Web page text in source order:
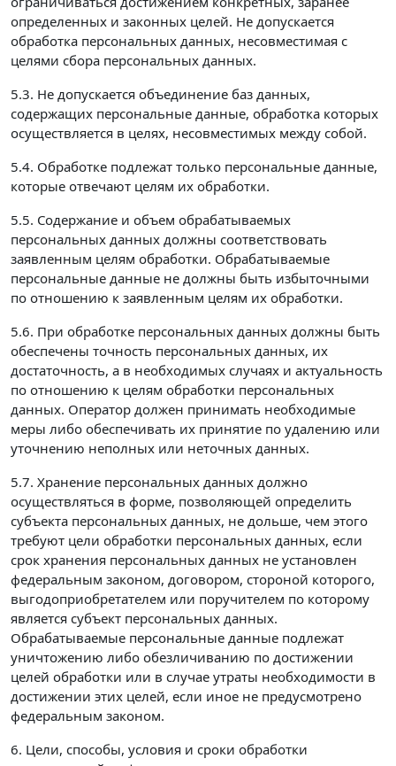
определенных и законных целей. Не допускается
обработка персональных данных, несовместимая с
целями сбора персональных данных.
5.3. Не допускается объединение баз данных,
содержащих персональные данные, обработка которых
осуществляется в целях, несовместимых между собой.
5.4. Обработке подлежат только персональные данные,
которые отвечают целям их обработки.
5.5. Содержание и объем обрабатываемых
персональных данных должны соответствовать
заявленным целям обработки. Обрабатываемые
персональные данные не должны быть избыточными
по отношению к заявленным целям их обработки.
5.6. При обработке персональных данных должны быть
обеспечены точность персональных данных, их
достаточность, а в необходимых случаях и актуальность
по отношению к целям обработки персональных
данных. Оператор должен принимать необходимые
меры либо обеспечивать их принятие по удалению или
уточнению неполных или неточных данных.
5.7. Хранение персональных данных должно
осуществляться в форме, позволяющей определить
субъекта персональных данных, не дольше, чем этого
требуют цели обработки персональных данных, если
срок хранения персональных данных не установлен
федеральным законом, договором, стороной которого,
выгодоприобретателем или поручителем по которому
является субъект персональных данных.
Обрабатываемые персональные данные подлежат
уничтожению либо обезличиванию по достижении
целей обработки или в случае утраты необходимости в
достижении этих целей, если иное не предусмотрено
федеральным законом.
6. Цели, способы, условия и сроки обработки